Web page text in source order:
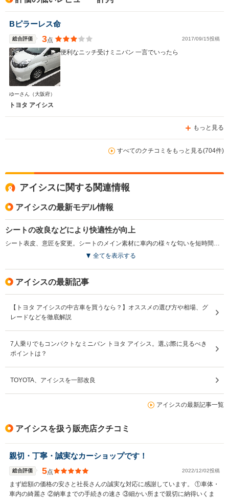
Bピラーレス命
総合評価 3点 2017/09/15投稿
便利なニッチ受けミニバン 一言でいったら
ゆーさん （大阪府）
トヨタ アイシス
もっと見る
すべてのクチコミをもっと見る(704件)
アイシスに関する関連情報
アイシスの最新モデル情報
シートの改良などにより快適性が向上
全てを表示する
アイシスの最新記事
【トヨタ アイシスの中古車を買うなら？】オススメの選び方や相場、グ
レードなどを徹底解説
7人乗りでもコンパクトなミニバン トヨタ アイシス。選ぶ際に見るべき
ポイントは？
TOYOTA、アイシスを一部改良
アイシスの最新記事一覧
アイシスを扱う販売店クチコミ
親切・丁寧・誠実なカーショップです！
総合評価 5点 2022/12/02投稿
まず総額の価格の安さと社長さんの誠実な対応に感謝しています。 ①車体・
車内の綺麗さ ②納車までの手続きの速さ ③細かい所まで親切に納得いくま